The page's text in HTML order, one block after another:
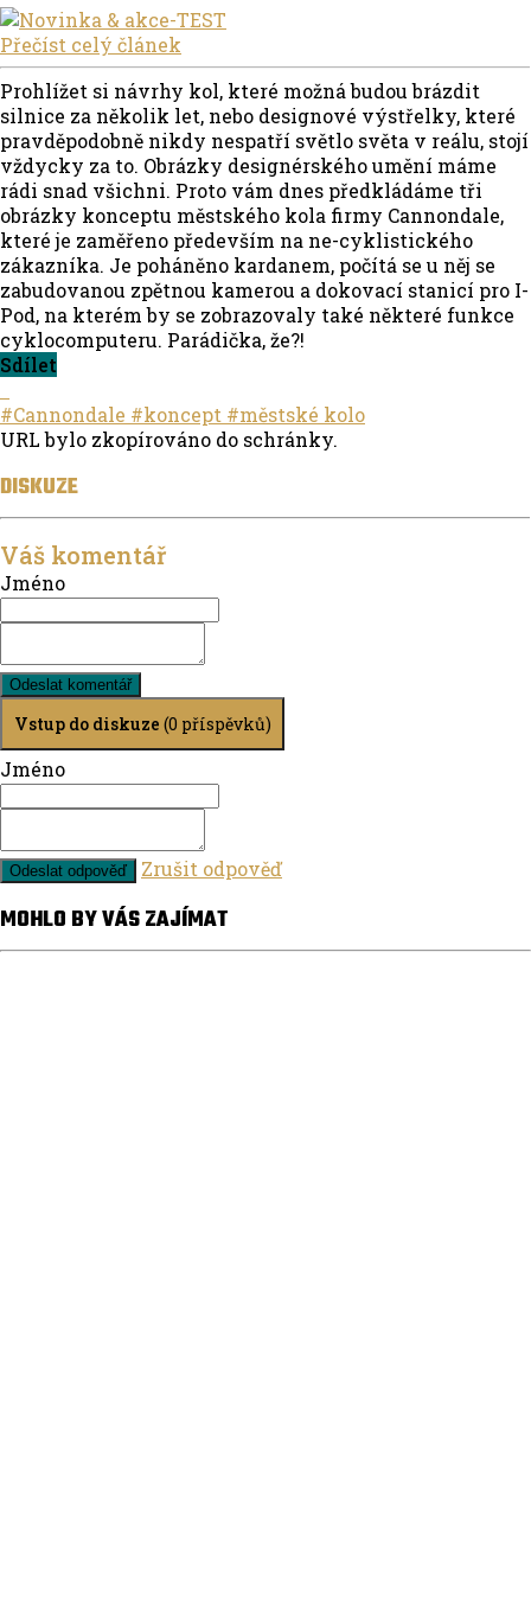
Přečíst celý článek
Prohlížet si návrhy kol, které možná budou brázdit
silnice za několik let, nebo designové výstřelky, které
pravděpodobně nikdy nespatří světlo světa v reálu, stojí
vždycky za to. Obrázky designérského umění máme
rádi snad všichni. Proto vám dnes předkládáme tři
obrázky konceptu městského kola firmy Cannondale,
které je zaměřeno především na ne-cyklistického
zákazníka. Je poháněno kardanem, počítá se u něj se
zabudovanou zpětnou kamerou a dokovací stanicí pro I-
Pod, na kterém by se zobrazovaly také některé funkce
cyklocomputeru. Parádička, že?!
Sdílet
#Cannondale #koncept #městské kolo
URL bylo zkopírováno do schránky.
DISKUZE
Váš komentář
Jméno
Odeslat komentář
Vstup do diskuze (0 příspěvků)
Jméno
Odeslat odpověď Zrušit odpověď
MOHLO BY VÁS ZAJÍMAT